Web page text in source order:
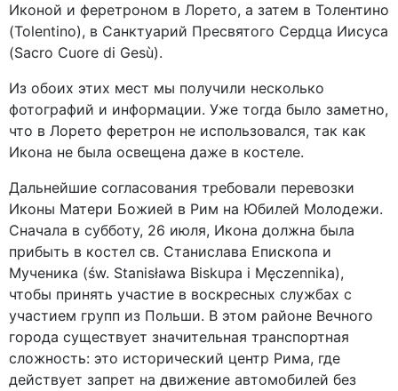
Иконой и феретроном в Лорето, а затем в Толентино
(Tolentino), в Санктуарий Пресвятого Сердца Иисуса
(Sacro Cuore di Gesù).
Из обоих этих мест мы получили несколько
фотографий и информации. Уже тогда было заметно,
что в Лорето феретрон не использовался, так как
Икона не была освещена даже в костеле.
Дальнейшие согласования требовали перевозки
Иконы Матери Божией в Рим на Юбилей Молодежи.
Сначала в субботу, 26 июля, Икона должна была
прибыть в костел св. Станислава Епископа и
Мученика (św. Stanisława Biskupa i Męczennika),
чтобы принять участие в воскресных службах с
участием групп из Польши. В этом районе Вечного
города существует значительная транспортная
сложность: это исторический центр Рима, где
действует запрет на движение автомобилей без